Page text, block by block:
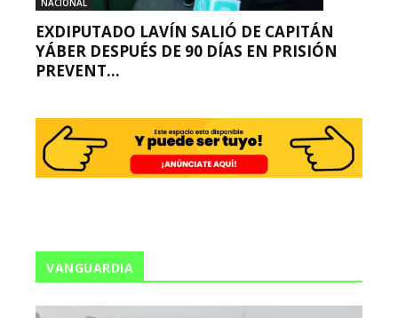
NACIONAL
EXDIPUTADO LAVÍN SALIÓ DE CAPITÁN
YÁBER DESPUÉS DE 90 DÍAS EN PRISIÓN
PREVENT...
VANGUARDIA